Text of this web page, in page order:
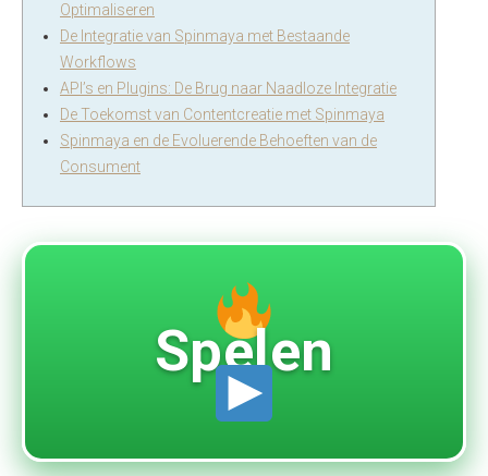
Optimaliseren
De Integratie van Spinmaya met Bestaande
Workflows
API’s en Plugins: De Brug naar Naadloze Integratie
De Toekomst van Contentcreatie met Spinmaya
Spinmaya en de Evoluerende Behoeften van de
Consument
Spelen